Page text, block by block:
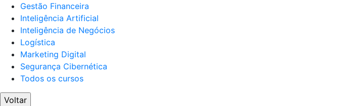
Gestão Financeira
Inteligência Artificial
Inteligência de Negócios
Logística
Marketing Digital
Segurança Cibernética
Todos os cursos
Voltar